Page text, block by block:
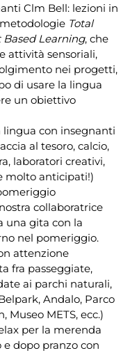
Clm Bell: lezioni in
Total
Based Learning, che
attività sensoriali,
nei progetti,
di usare la lingua
un obiettivo
con insegnanti
al tesoro, calcio,
laboratori creativi,
molto anticipati!)
collaboratrice
una gita con la
nel pomeriggio.
attenzione
fra passeggiate,
ai parchi naturali,
Andalo, Parco
Museo METS, ecc.)
per la merenda
dopo pranzo con